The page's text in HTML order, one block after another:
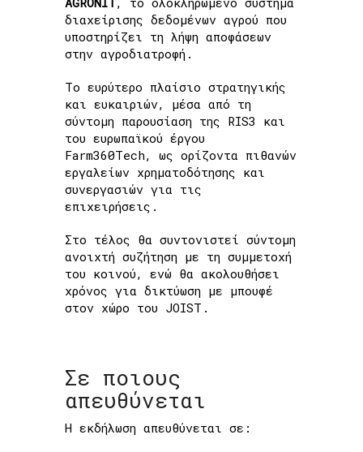
διαχείρισης δεδομένων αγρού που
υποστηρίζει τη λήψη αποφάσεων
στην αγροδιατροφή.
Το ευρύτερο πλαίσιο στρατηγικής
και ευκαιριών, μέσα από τη
σύντομη παρουσίαση της RIS3 και
του ευρωπαϊκού έργου
Farm360Tech, ως ορίζοντα πιθανών
εργαλείων χρηματοδότησης και
συνεργασιών για τις
επιχειρήσεις.
Στο τέλος θα συντονιστεί σύντομη
ανοιχτή συζήτηση με τη συμμετοχή
του κοινού, ενώ θα ακολουθήσει
χρόνος για δικτύωση με μπουφέ
στον χώρο του JOIST.
Σε ποιους
απευθύνεται
Η εκδήλωση απευθύνεται σε: